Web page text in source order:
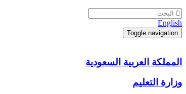
English
Toggle navigation
المملكة العربية السعودية
وزارة التعليم